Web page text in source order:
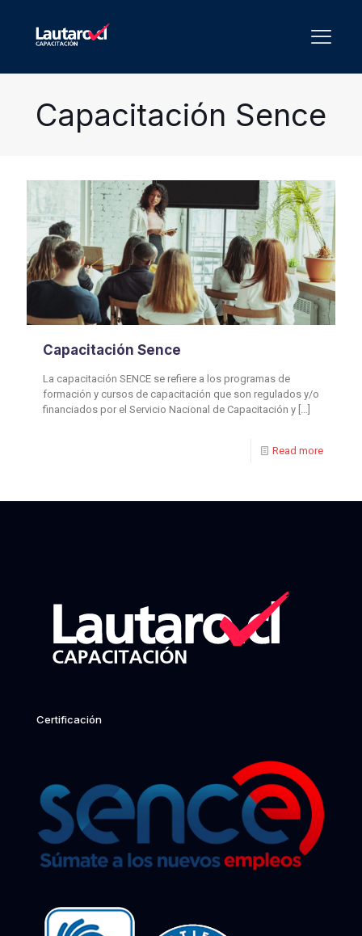
Capacitación Sence
Capacitación Sence
La capacitación SENCE se refiere a los programas de
formación y cursos de capacitación que son regulados y/o
financiados por el Servicio Nacional de Capacitación y
Read more
Certificación